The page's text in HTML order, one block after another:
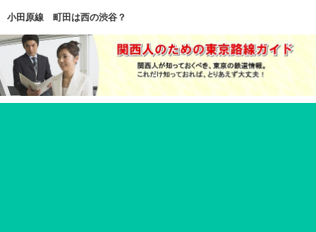
小田原線 町田は西の渋谷？